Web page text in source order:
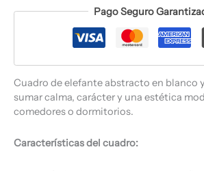
Pago Seguro
Cuadro de elefante abstracto en blanco
sumar calma, carácter y una estética
comedores o dormitorios.
Características del cuadro: